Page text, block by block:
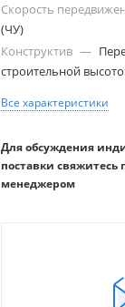
Скорость
(ЧУ)
Конструктив —
строительной
Все характеристики
Для обсуждения
поставки
менеджером